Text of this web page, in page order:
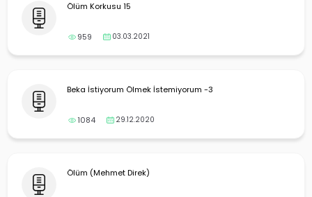
Ölüm Korkusu 15
959 03.03.2021
Beka İstiyorum Ölmek İstemiyorum -3
1084 29.12.2020
Ölüm (Mehmet Direk)